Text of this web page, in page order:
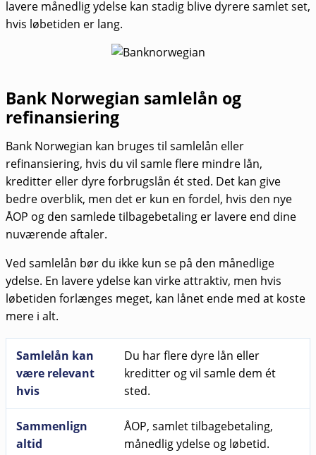
lavere månedlig ydelse kan stadig blive dyrere samlet set,
hvis løbetiden er lang.
Bank Norwegian samlelån og
refinansiering
Bank Norwegian kan bruges til samlelån eller
refinansiering, hvis du vil samle flere mindre lån,
kreditter eller dyre forbrugslån ét sted. Det kan give
bedre overblik, men det er kun en fordel, hvis den nye
ÅOP og den samlede tilbagebetaling er lavere end dine
nuværende aftaler.
Ved samlelån bør du ikke kun se på den månedlige
ydelse. En lavere ydelse kan virke attraktiv, men hvis
løbetiden forlænges meget, kan lånet ende med at koste
mere i alt.
Samlelån kan
være relevant
hvis
Du har flere dyre lån eller
kreditter og vil samle dem ét
sted.
Sammenlign
altid
ÅOP, samlet tilbagebetaling,
månedlig ydelse og løbetid.